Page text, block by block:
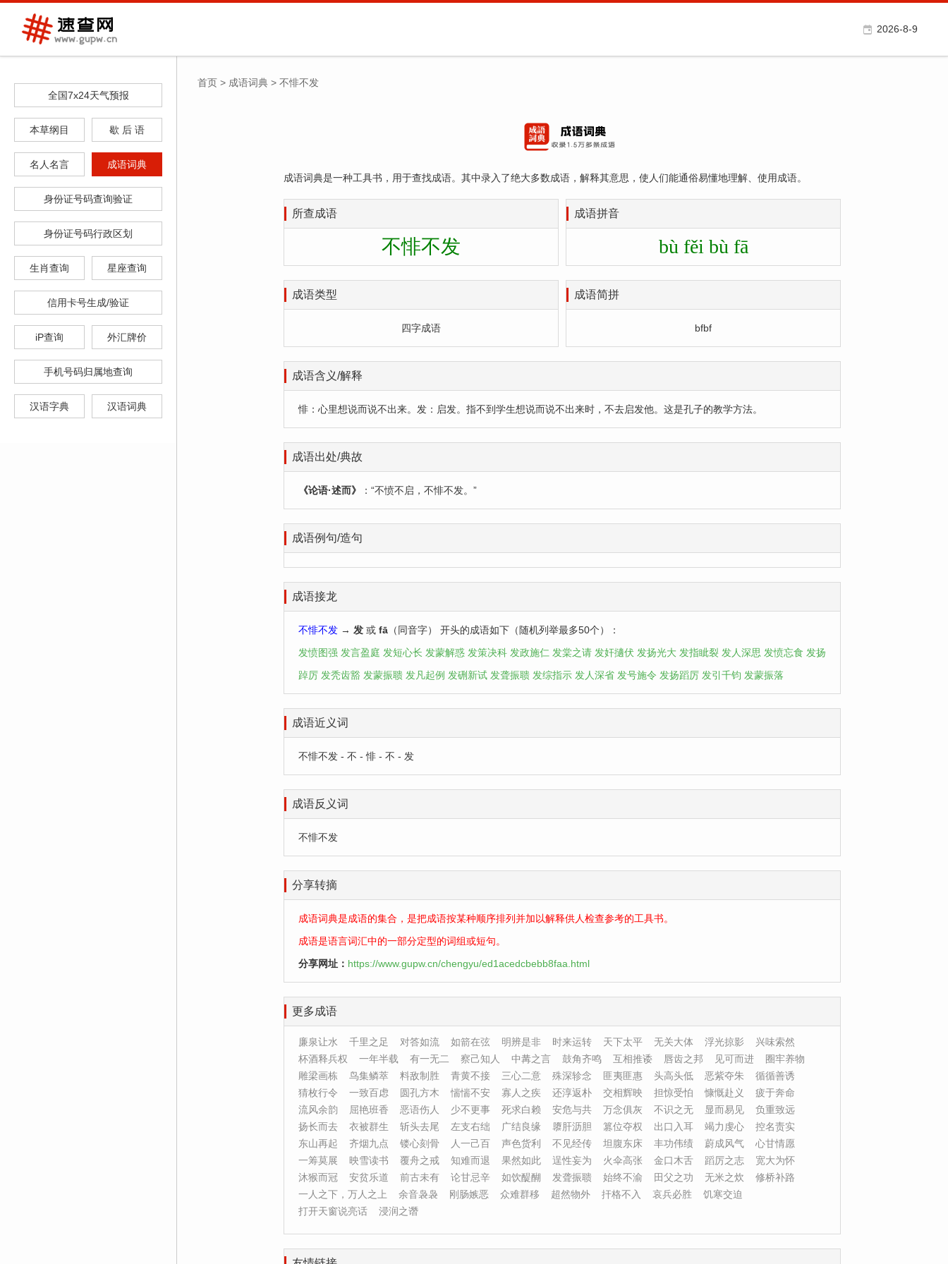
2026-8-9
全国7x24天气预报
本草纲目 歇 后 语
名人名言 成语词典
身份证号码查询验证
身份证号码行政区划
生肖查询 星座查询
信用卡号生成/验证
iP查询 外汇牌价
手机号码归属地查询
汉语字典 汉语词典
首页 > 成语词典 > 不悱不发
成语词典是一种工具书，用于查找成语。其中录入了绝大多数成语，解释其意思，使人们能通俗易懂地理解、使用成语。
所查成语
不悱不发
成语拼音
bù fěi bù fā
成语类型
四字成语
成语简拼
bfbf
成语含义/解释
悱：心里想说而说不出来。发：启发。指不到学生想说而说不出来时，不去启发他。这是孔子的教学方法。
成语出处/典故
《论语·述而》 ：“不愤不启，不悱不发。”
成语例句/造句
成语接龙
不悱不发 → 发 或 fā （同音字） 开头的成语如下（随机列举最多50个）：
发愤图强 发言盈庭 发短心长 发蒙解惑 发策决科 发政施仁 发棠之请 发奸擿伏 发扬光大 发指眦裂 发人深思 发愤忘食 发扬
踔厉 发秃齿豁 发蒙振聩 发凡起例 发硎新试 发聋振聩 发综指示 发人深省 发号施令 发扬蹈厉 发引千钧 发蒙振落
成语近义词
不悱不发 - 不 - 悱 - 不 - 发
成语反义词
不悱不发
分享转摘
成语词典是成语的集合，是把成语按某种顺序排列并加以解释供人检查参考的工具书。
成语是语言词汇中的一部分定型的词组或短句。
分享网址： https://www.gupw.cn/chengyu/ed1acedcbebb8faa.html
更多成语
廉泉让水 千里之足 对答如流 如箭在弦 明辨是非 时来运转 天下太平 无关大体 浮光掠影
兴味索然
杯酒释兵权
一年半载 有一无二 察己知人 中冓之言 鼓角齐鸣 互相推诿 唇齿之邦 见可而进
圈牢养物
雕梁画栋
鸟集鳞萃 料敌制胜 青黄不接 三心二意 殊深轸念 匪夷匪惠 头高头低 恶紫夺朱
循循善诱
猜枚行令
一致百虑 圆孔方木 惴惴不安 寡人之疾 还淳返朴 交相辉映 担惊受怕 慷慨赴义
疲于奔命
流风余韵
屈艳班香 恶语伤人 少不更事 死求白赖 安危与共 万念俱灰 不识之无 显而易见
负重致远
扬长而去
衣被群生 斩头去尾 左支右绌 广结良缘 隳肝沥胆 篡位夺权 出口入耳 竭力虔心
控名责实
东山再起
齐烟九点 镂心刻骨 人一己百 声色货利 不见经传 坦腹东床 丰功伟绩 蔚成风气
心甘情愿
一筹莫展
映雪读书 覆舟之戒 知难而退 果然如此 逞性妄为 火伞高张 金口木舌 蹈厉之志
宽大为怀
沐猴而冠
安贫乐道 前古未有 论甘忌辛 如饮醍醐 发聋振聩 始终不渝 田父之功 无米之炊
修桥补路
一人之下，万人之上
余音袅袅 刚肠嫉恶 众难群移 超然物外 扞格不入 哀兵必胜
饥寒交迫
打开天窗说亮话
浸润之谮